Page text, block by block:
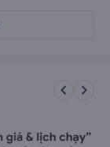
keyboard_arrow_left keyboard_arrow_right